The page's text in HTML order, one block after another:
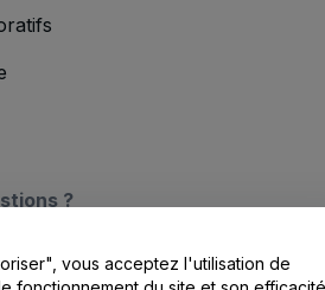
?
/ Nous contacter
vous acceptez l'utilisation de